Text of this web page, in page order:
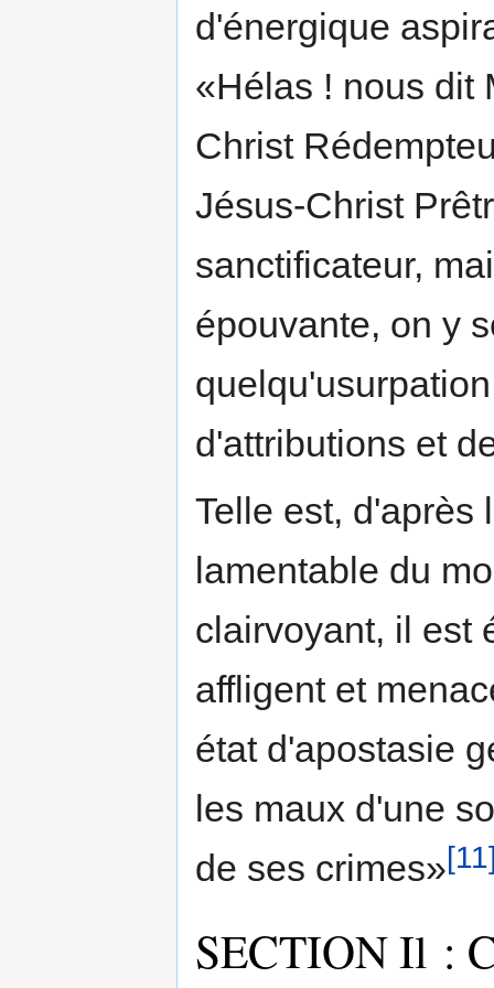
d'énergique
«Hélas ! nous dit
Christ
Jésus-Christ
sanctificateur,
épouvante, on y
d'attributions et
Telle est, d'après
lamentable du
clairvoyant, il est
affligent et
état d'apostasie
les maux d'une
de ses crimes»
SECTION Il :